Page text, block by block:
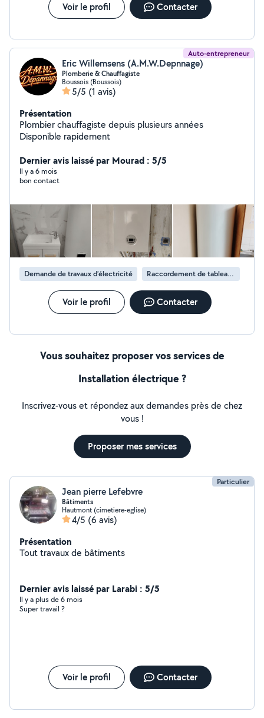
Voir le profil Contacter
Auto-entrepreneur
Eric Willemsens (A.M.W.Depnnage)
Plomberie & Chauffagiste
Boussois (Boussois)
5/5 (1 avis)
Présentation
Plombier chauffagiste depuis plusieurs années
Disponible rapidement
Dernier avis laissé par Mourad : 5/5
Il y a 6 mois
bon contact
Demande de travaux d’électricité Raccordement de tableau électrique
Voir le profil Contacter
Vous souhaitez proposer vos services de
Installation électrique ?
Inscrivez-vous et répondez aux demandes près de chez
vous !
Proposer mes services
Particulier
Jean pierre Lefebvre
Bâtiments
Hautmont (cimetiere-eglise)
4/5 (6 avis)
Présentation
Tout travaux de bâtiments
Dernier avis laissé par Larabi : 5/5
Il y a plus de 6 mois
Super travail ?
Voir le profil Contacter